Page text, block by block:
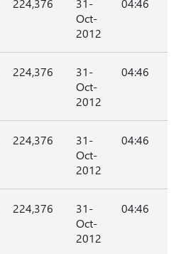
224,376
31-
Oct-
2012
04:46
224,376
31-
Oct-
2012
04:46
224,376
31-
Oct-
2012
04:46
224,376
31-
Oct-
2012
04:46